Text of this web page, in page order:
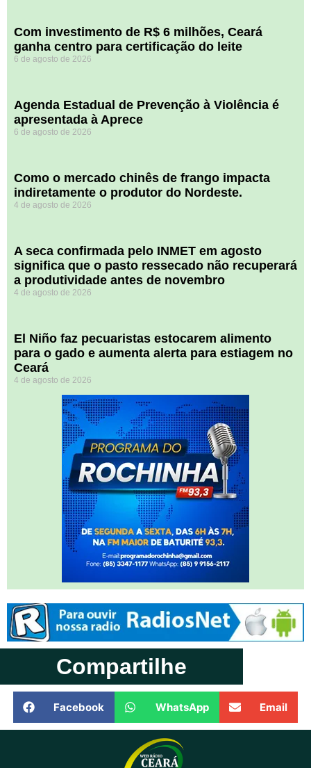
Com investimento de R$ 6 milhões, Ceará
ganha centro para certificação do leite
6 de agosto de 2026
Agenda Estadual de Prevenção à Violência é
apresentada à Aprece
6 de agosto de 2026
​Como o mercado chinês de frango impacta
indiretamente o produtor do Nordeste.
4 de agosto de 2026
A seca confirmada pelo INMET em agosto
significa que o pasto ressecado não recuperará
a produtividade antes de novembro
4 de agosto de 2026
El Niño faz pecuaristas estocarem alimento
para o gado e aumenta alerta para estiagem no
Ceará
4 de agosto de 2026
Compartilhe
Facebook WhatsApp Email